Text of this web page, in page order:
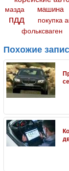
мазда машина
пдд покупка
фольксваген
Похожие